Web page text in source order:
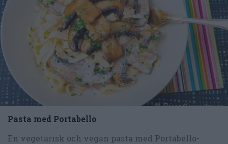
Pasta med Portabello
En vegetarisk och vegan pasta med Portabello-